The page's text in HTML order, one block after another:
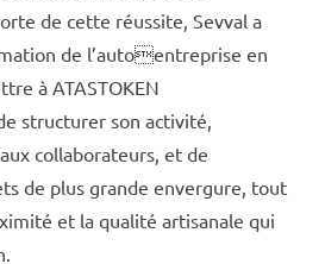
de cette réussite, Sevval a
de l’autoentreprise en
à ATASTOKEN
structurer son activité,
collaborateurs, et de
de plus grande envergure, tout
et la qualité artisanale qui